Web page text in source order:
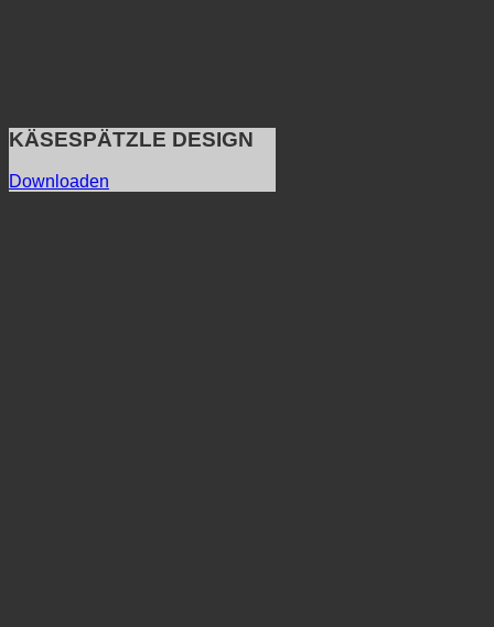
KÄSESPÄTZLE DESIGN
Downloaden